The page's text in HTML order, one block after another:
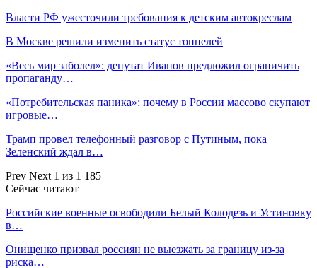
Власти РФ ужесточили требования к детским автокреслам
В Москве решили изменить статус тоннелей
«Весь мир заболел»: депутат Иванов предложил ограничить
пропаганду…
«Потребительская паника»: почему в России массово скупают
игровые…
Трамп провел телефонный разговор с Путиным, пока
Зеленский ждал в…
Prev Next 1 из 1 185
Сейчас читают
Российские военные освободили Белый Колодезь и Устиновку
в…
Онищенко призвал россиян не выезжать за границу из-за
риска…